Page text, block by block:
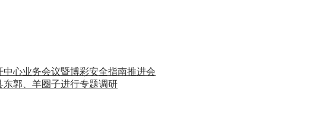
心业务会议暨博彩安全指南推进会
郭、羊圈子进行专题调研